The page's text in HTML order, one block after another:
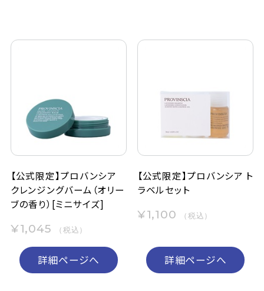
【公式限定】プロバンシア
クレンジングバーム（オリー
ブの香り）[ミニサイズ]
¥1,045 （税込）
詳細ページへ
【公式限定】プロバンシア ト
ラベルセット
¥1,100 （税込）
詳細ページへ